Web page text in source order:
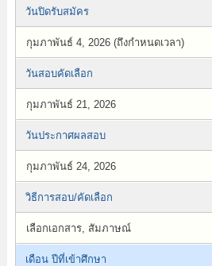
วันปิดรับสมัคร
กุมภาพันธ์ 4, 2026 (ถึงกำหนดเวลา)
วันสอบคัดเลือก
กุมภาพันธ์ 21, 2026
วันประกาศผลสอบ
กุมภาพันธ์ 24, 2026
วิธีการสอบ/คัดเลือก
เลือกเอกสาร, สัมภาษณ์
เดือน ปีที่เข้าศึกษา